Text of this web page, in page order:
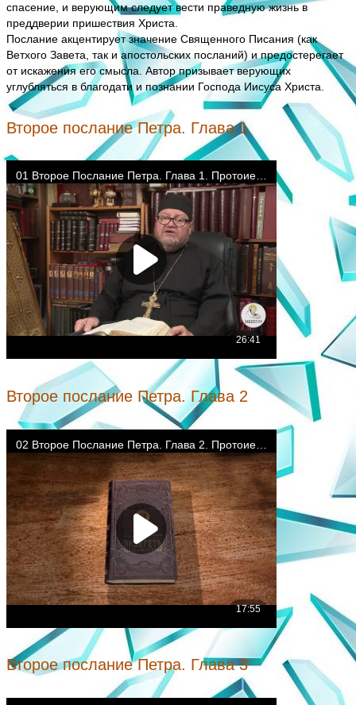
спасение, и верующим следует вести праведную жизнь в
преддверии пришествия Христа.
Послание акцентирует значение Священного Писания (как
Ветхого Завета, так и апостольских посланий) и предостерегает
от искажения его смысла. Автор призывает верующих
углубляться в благодати и познании Господа Иисуса Христа.
Второе послание Петра. Глава 1
Второе послание Петра. Глава 2
Второе послание Петра. Глава 3